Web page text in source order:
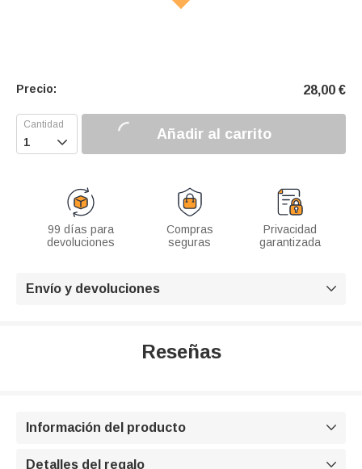
Precio: 28,00 €
 Añadir al carrito
99 días para
devoluciones
Compras
seguras
Privacidad
garantizada
Envío y devoluciones 
Reseñas
Información del producto 
Detalles del regalo 